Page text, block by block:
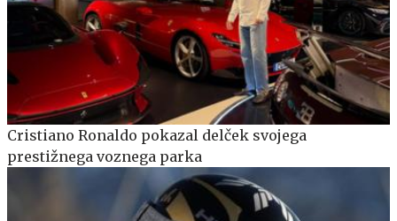
Cristiano Ronaldo pokazal delček svojega
prestižnega voznega parka